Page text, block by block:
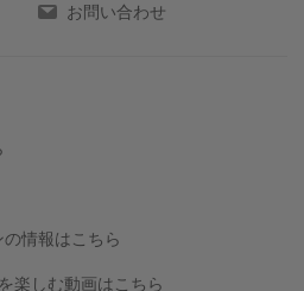
お問い合わせ
情報はこちら
楽しむ動画はこちら